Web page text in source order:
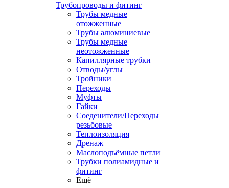
Трубопроводы и фитинг
Трубы медные
отожженные
Трубы алюминиевые
Трубы медные
неотожженные
Капиллярные трубки
Отводы/углы
Тройники
Переходы
Муфты
Гайки
Соеденители/Переходы
резьбовые
Теплоизоляция
Дренаж
Маслоподъёмные петли
Трубки полиамидные и
фитинг
Ещё